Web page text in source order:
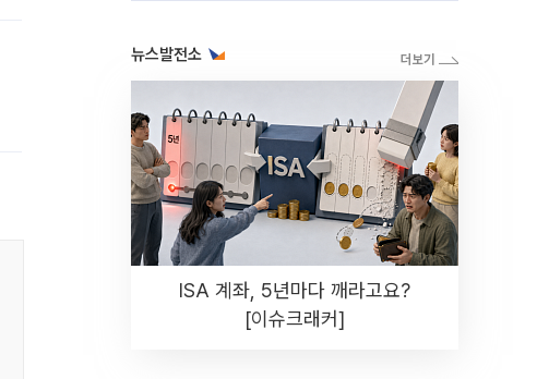
뉴스발전소
ISA 계좌, 5년마다 깨라고요?
[이슈크래커]